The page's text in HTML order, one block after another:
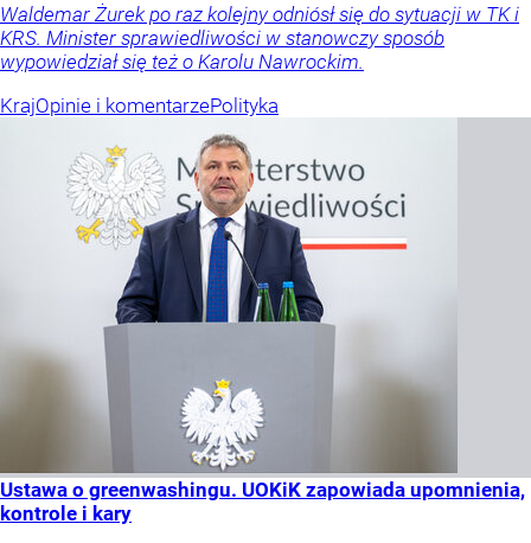
Waldemar Żurek po raz kolejny odniósł się do sytuacji w TK i
KRS. Minister sprawiedliwości w stanowczy sposób
wypowiedział się też o Karolu Nawrockim.
KrajOpinie i komentarzePolityka
Ustawa o greenwashingu. UOKiK zapowiada upomnienia,
kontrole i kary